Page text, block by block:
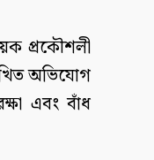
প্রকৌশলী
অভিযোগ
এবং বাঁধ